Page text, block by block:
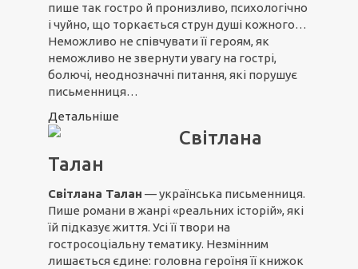
пише так гостро й пронизливо, психологічно
і чуйно, що торкається струн душі кожного…
Неможливо не співчувати її героям, як
неможливо не звернути увагу на гострі,
болючі, неоднозначні питання, які порушує
письменниця…
Детальніше
Світлана
Талан
Світлана Талан — українська письменниця.
Пише романи в жанрі «реальних історій», які
їй підказує життя. Усі її твори на
гостросоціальну тематику. Незмінним
лишається єдине: головна героїня її книжок